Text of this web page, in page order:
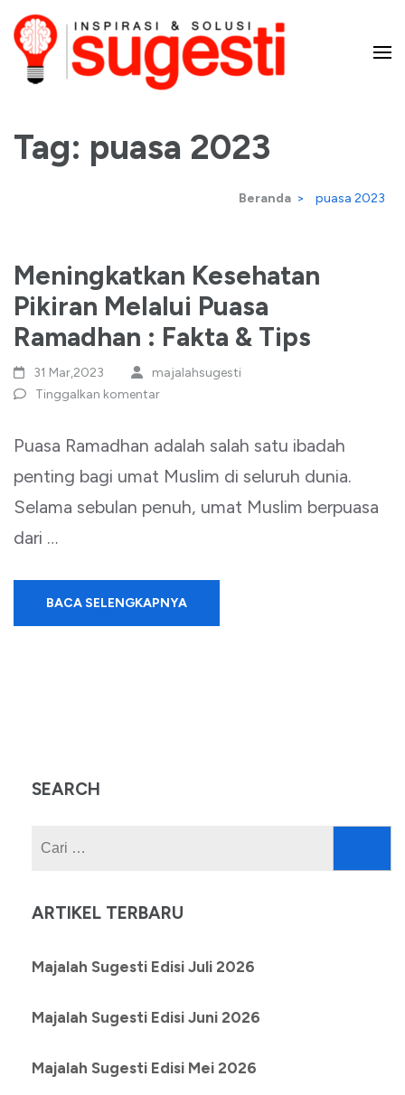
Lompat
ke
konten
Enter)
dan Solusi
Tag: puasa 2023
Beranda > puasa 2023
Meningkatkan Kesehatan
Pikiran Melalui Puasa
Ramadhan : Fakta & Tips
31 Mar,2023
majalahsugesti
Tinggalkan komentar
Puasa Ramadhan adalah salah satu ibadah
penting bagi umat Muslim di seluruh dunia.
Selama sebulan penuh, umat Muslim berpuasa
dari …
BACA SELENGKAPNYA
SEARCH
ARTIKEL TERBARU
Majalah Sugesti Edisi Juli 2026
Majalah Sugesti Edisi Juni 2026
Majalah Sugesti Edisi Mei 2026